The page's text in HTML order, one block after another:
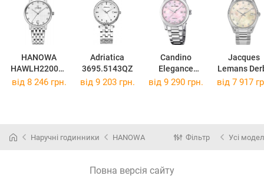
HANOWA
HAWLH220050
2
Adriatica
3695.5143QZ
Candino
Elegance
C4738/6
Jacques
Lemans
50-4H
від 8 246 грн. від 9 203 грн. від 9 290 грн. від 7 917
Наручні годинники HANOWA Фільтр Усі
Повна версія сайту